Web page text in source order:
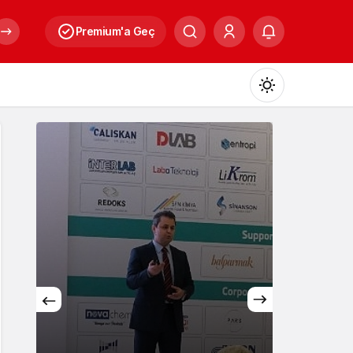
Premium'a Geç
Mod
değiştir
Gündüz Modu
Gündüz modunu seçin.
Gece Modu
Gece modunu seçin.
Sistem Modu